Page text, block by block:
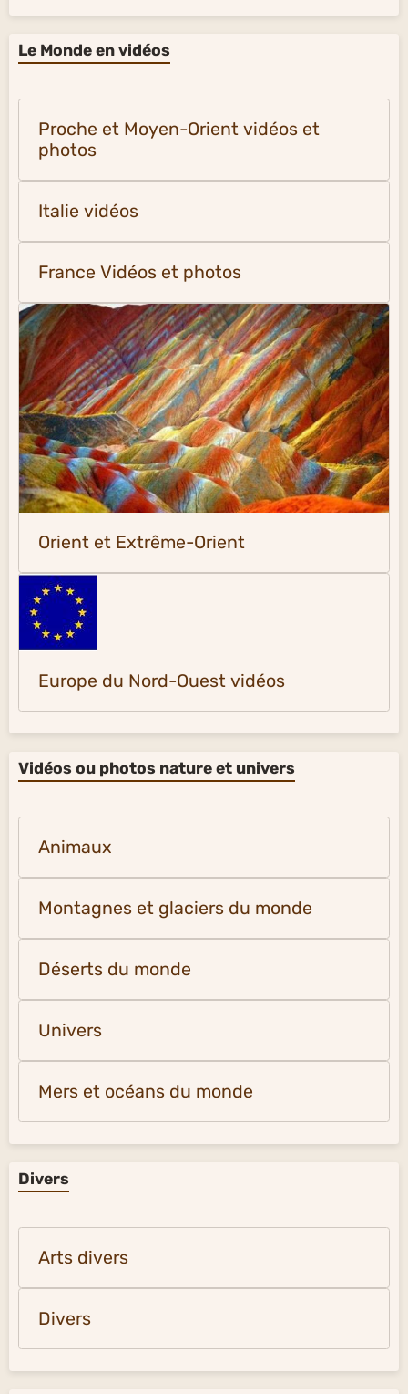
Le Monde en vidéos
Proche et Moyen-Orient vidéos et
photos
Italie vidéos
France Vidéos et photos
Orient et Extrême-Orient
Europe du Nord-Ouest vidéos
Vidéos ou photos nature et univers
Animaux
Montagnes et glaciers du monde
Déserts du monde
Univers
Mers et océans du monde
Divers
Arts divers
Divers